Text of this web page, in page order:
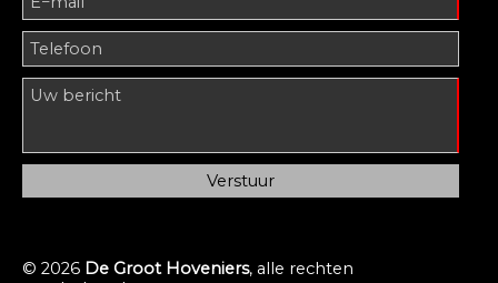
© 2026 De Groot Hoveniers, alle rechten